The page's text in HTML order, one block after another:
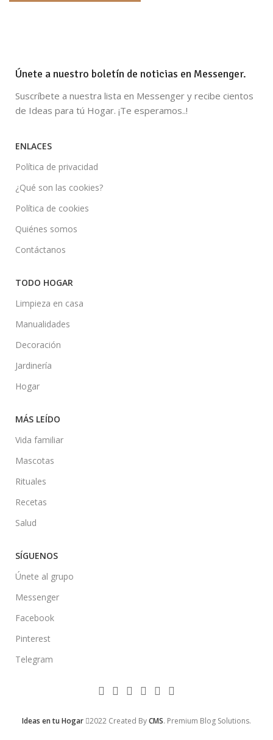
Únete a nuestro boletín de noticias en Messenger.
Suscríbete a nuestra lista en Messenger y recibe cientos
de Ideas para tú Hogar. ¡Te esperamos..!
ENLACES
Política de privacidad
¿Qué son las cookies?
Política de cookies
Quiénes somos
Contáctanos
TODO HOGAR
Limpieza en casa
Manualidades
Decoración
Jardinería
Hogar
MÁS LEÍDO
Vida familiar
Mascotas
Rituales
Recetas
Salud
SÍGUENOS
Únete al grupo
Messenger
Facebook
Pinterest
Telegram
Ideas en tu Hogar 2022 Created ByCMS. Premium Blog Solutions.